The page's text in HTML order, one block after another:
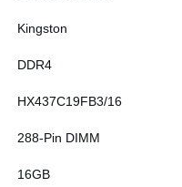
Kingston
DDR4
HX437C19FB3/16
288-Pin DIMM
16GB